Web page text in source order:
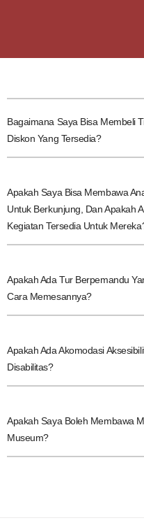
Bagaimana Saya Bisa Membeli
Diskon Yang Tersedia?
Apakah Saya Bisa Membawa
Untuk Berkunjung, Dan Apakah
Kegiatan Tersedia Untuk
Apakah Ada Tur Berpemandu
Cara Memesannya?
Apakah Ada Akomodasi
Disabilitas?
Apakah Saya Boleh Membawa
Museum?